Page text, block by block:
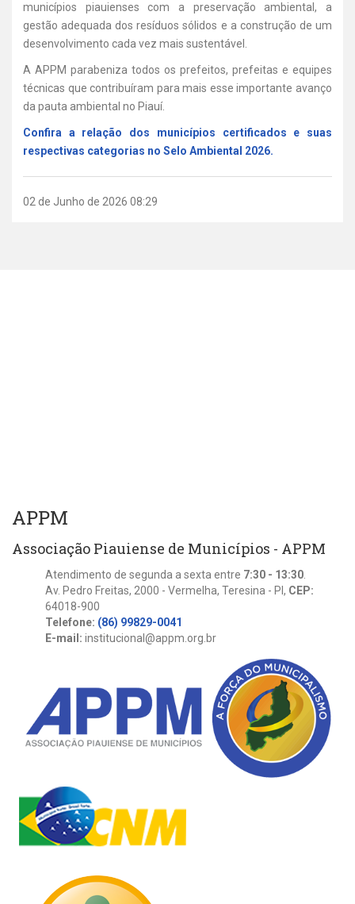
municípios piauienses com a preservação ambiental, a
gestão adequada dos resíduos sólidos e a construção de um
desenvolvimento cada vez mais sustentável.
A APPM parabeniza todos os prefeitos, prefeitas e equipes
técnicas que contribuíram para mais esse importante avanço
da pauta ambiental no Piauí.
Confira a relação dos municípios certificados e suas
respectivas categorias no Selo Ambiental 2026.
02 de Junho de 2026 08:29
APPM
Associação Piauiense de Municípios - APPM
Atendimento de segunda a sexta entre 7:30 - 13:30.
Av. Pedro Freitas, 2000 - Vermelha, Teresina - PI, CEP:
64018-900
Telefone: (86) 99829-0041
E-mail: institucional@appm.org.br